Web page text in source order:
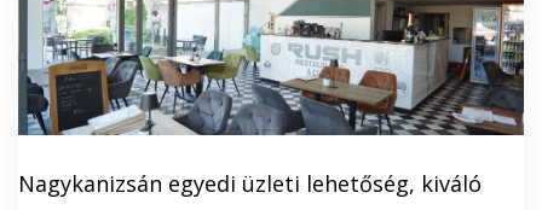
Nagykanizsán egyedi üzleti lehetőség, kiváló